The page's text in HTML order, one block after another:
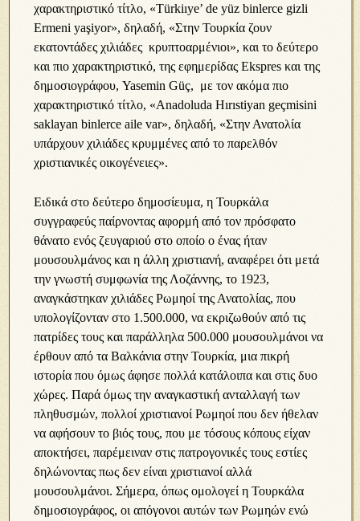
χαρακτηριστικό τίτλο, «Türkiıye’ de yüz binlerce gizli
Ermeni yaşiyor», δηλαδή, «Στην Τουρκία ζουν
εκατοντάδες χιλιάδες κρυπτοαρμένιοι», και το δεύτερο
και πιο χαρακτηριστικό, της εφημερίδας Ekspres και της
δημοσιογράφου, Yasemin Güç, με τον ακόμα πιο
χαρακτηριστικό τίτλο, «Anadoluda Hırıstiyan geçmisini
saklayan binlerce aile var», δηλαδή, «Στην Ανατολία
υπάρχουν χιλιάδες κρυμμένες από το παρελθόν
χριστιανικές οικογένειες».
Ειδικά στο δεύτερο δημοσίευμα, η Τουρκάλα
συγγραφεύς παίρνοντας αφορμή από τον πρόσφατο
θάνατο ενός ζευγαριού στο οποίο ο ένας ήταν
μουσουλμάνος και η άλλη χριστιανή, αναφέρει ότι μετά
την γνωστή συμφωνία της Λοζάννης, το 1923,
αναγκάστηκαν χιλιάδες Ρωμηοί της Ανατολίας, που
υπολογίζονταν στο 1.500.000, να εκριζωθούν από τις
πατρίδες τους και παράλληλα 500.000 μουσουλμάνοι να
έρθουν από τα Βαλκάνια στην Τουρκία, μια πικρή
ιστορία που όμως άφησε πολλά κατάλοιπα και στις δυο
χώρες. Παρά όμως την αναγκαστική ανταλλαγή των
πληθυσμών, πολλοί χριστιανοί Ρωμηοί που δεν ήθελαν
να αφήσουν το βιός τους, που με τόσους κόπους είχαν
αποκτήσει, παρέμειναν στις πατρογονικές τους εστίες
δηλώνοντας πως δεν είναι χριστιανοί αλλά
μουσουλμάνοι. Σήμερα, όπως ομολογεί η Τουρκάλα
δημοσιογράφος, οι απόγονοι αυτών των Ρωμηών ενώ